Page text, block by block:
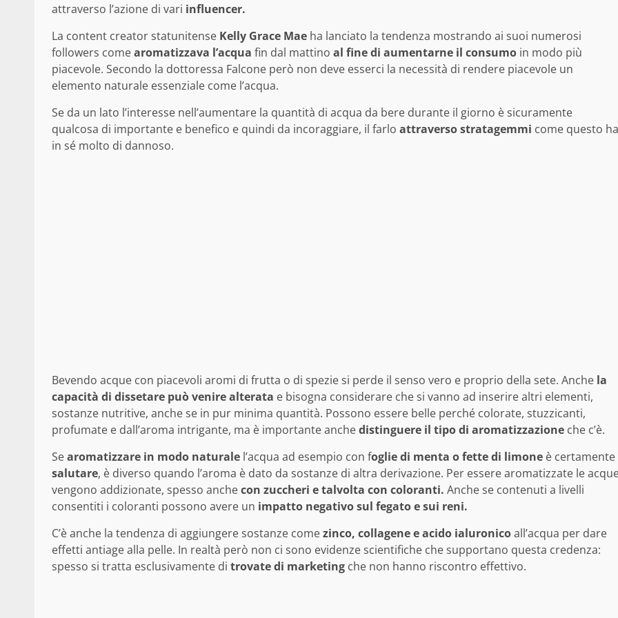
attraverso l’azione di vari influencer.
La content creator statunitense Kelly Grace Mae ha lanciato la tendenza mostrando ai suoi numerosi
followers comearomatizzava l’acqua fin dal mattino al fine di aumentarne il consumo in modo più
piacevole. Secondo la dottoressa Falcone però non deve esserci la necessità di rendere piacevole un
elemento naturale essenziale come l’acqua.
Se da un lato l’interesse nell’aumentare la quantità di acqua da bere durante il giorno è sicuramente
qualcosa di importante e benefico e quindi da incoraggiare, il farlo attraverso stratagemmi come questo ha
in sé molto di dannoso.
Bevendo acque con piacevoli aromi di frutta o di spezie si perde il senso vero e proprio della sete. Anche la
capacità di dissetare può venire alterata e bisogna considerare che si vanno ad inserire altri elementi,
sostanze nutritive, anche se in pur minima quantità. Possono essere belle perché colorate, stuzzicanti,
profumate e dall’aroma intrigante, ma è importante anchedistinguere il tipo di aromatizzazione che c’è.
Searomatizzare in modo naturale l’acqua ad esempio con foglie di menta o fette di limone è certamente
salutare, è diverso quando l’aroma è dato da sostanze di altra derivazione. Per essere aromatizzate le
vengono addizionate, spesso anchecon zuccheri e talvolta con coloranti. Anche se contenuti a livelli
consentiti i coloranti possono avere un impatto negativo sul fegato e sui reni.
C’è anche la tendenza di aggiungere sostanze comezinco, collagene e acido ialuronicoall’acqua per dare
effetti antiage alla pelle. In realtà però non ci sono evidenze scientifiche che supportano questa credenza:
spesso si tratta esclusivamente di trovate di marketing che non hanno riscontro effettivo.